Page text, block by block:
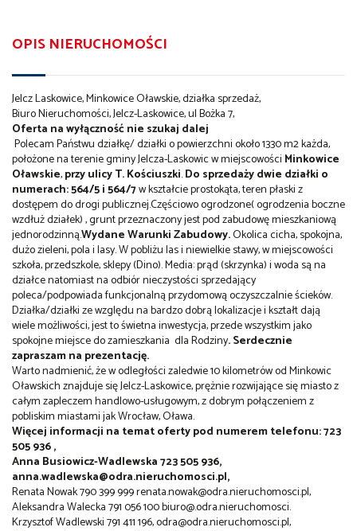
OPIS NIERUCHOMOŚCI
Jelcz Laskowice, Minkowice Oławskie, działka sprzedaż,
Biuro Nieruchomości, Jelcz-Laskowice, ulBożka 7,
Oferta na wyłączność nie szukaj dalej
Polecam Państwu działkę/ działki o powierzchni około 1330 m2 każda,
położone na terenie gminy Jelcza-Laskowic w miejscowości Minkowice
Oławskie,przyulicy T. Kościuszki.Do sprzedaży dwie działki o
numerach: 564/5 i 564/7w kształcie prostokąta, teren płaski z
dostępem do drogi publicznej.Częściowo ogrodzone( ogrodzenia boczne
wzdłuż działek) , grunt przeznaczony jest pod zabudowę mieszkaniową
jednorodzinną.Wydane Warunki Zabudowy.Okolica cicha, spokojna,
dużo zieleni, pola i lasy. W pobliżu las i niewielkie stawy, w miejscowości
szkoła, przedszkole, sklepy (Dino). Media: prąd (skrzynka) i woda są na
działce natomiast na odbiór nieczystości sprzedający
poleca/podpowiada funkcjonalną przydomową oczyszczalnie ścieków.
Działka/działki ze względu na bardzo dobrą lokalizacje i kształt dają
wiele możliwości, jest to świetna inwestycja, przede wszystkim jako
spokojne miejsce do zamieszkania dla Rodziny. Serdecznie
zapraszam na prezentację.
Warto nadmienić, że w odległości zaledwie 10 kilometrów od Minkowic
Oławskich znajduje się Jelcz-Laskowice, prężnie rozwijające się miasto z
całym zapleczem handlowo-usługowym, z dobrym połączeniem z
pobliskim miastami jak Wrocław, Oława.
Więcej informacji na temat oferty pod numerem telefonu: 723
505 936 ,
Anna Busiowicz-Wadlewska 723 505 936,
anna.wadlewska@odra.nieruchomosci.pl,
Renata Nowak 790 399 999 renata.nowak@odra.nieruchomosci.pl,
Aleksandra Walecka 791 056 100 biuro@.odra.nieruchomosci.
Krzysztof Wadlewski 791 411 196, odra@odra.nieruchomosci.pl,